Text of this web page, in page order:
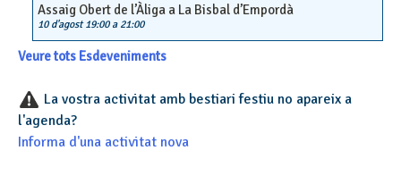
Assaig Obert de l’Àliga a La Bisbal d’Empordà
10 d'agost 19:00a 21:00
Veure tots Esdeveniments
La vostra activitat amb bestiari festiu no apareix a
l'agenda?
Informa d'una activitat nova